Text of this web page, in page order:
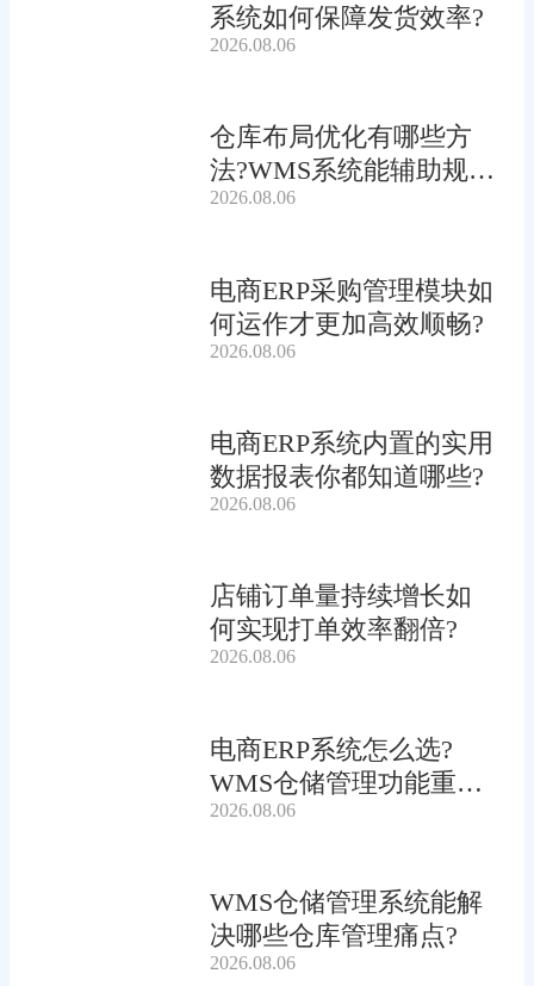
系统如何保障发货效率?
2026.08.06
仓库布局优化有哪些方
法?WMS系统能辅助规划
吗?
2026.08.06
电商ERP采购管理模块如
何运作才更加高效顺畅?
2026.08.06
电商ERP系统内置的实用
数据报表你都知道哪些?
2026.08.06
店铺订单量持续增长如
何实现打单效率翻倍?
2026.08.06
电商ERP系统怎么选?
WMS仓储管理功能重要
吗?
2026.08.06
WMS仓储管理系统能解
决哪些仓库管理痛点?
2026.08.06